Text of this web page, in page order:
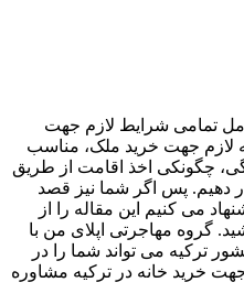
تمامی شرایط لازم جهت
لازم جهت خرید ملک، مناسب
چگونکی اخذ اقامت از طریق
دهیم. پس اگر شما نیز قصد
می کنیم این مقاله را از
گروه مهاجرتی اپلای من با
ترکیه می تواند شما را در
خرید خانه در ترکیه مشاوره